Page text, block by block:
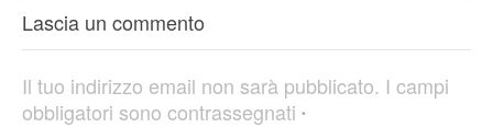
Lascia un commento
Il tuo indirizzo email non sarà pubblicato. I campi
obbligatori sono contrassegnati *